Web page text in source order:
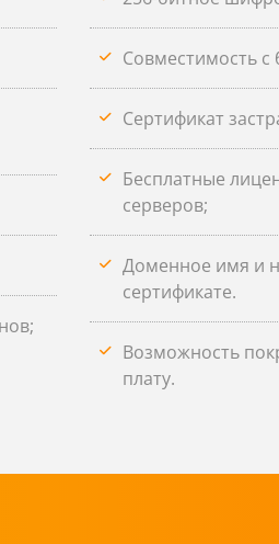
Совместимость с
Сертификат
Бесплатные
серверов;
Доменное имя и
сертификате.
Возможность
плату.